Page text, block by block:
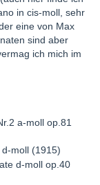
in cis-moll, sehr
eine von Max
sind aber
ich mich im
a-moll op.81
moll (1915)
d-moll op.40